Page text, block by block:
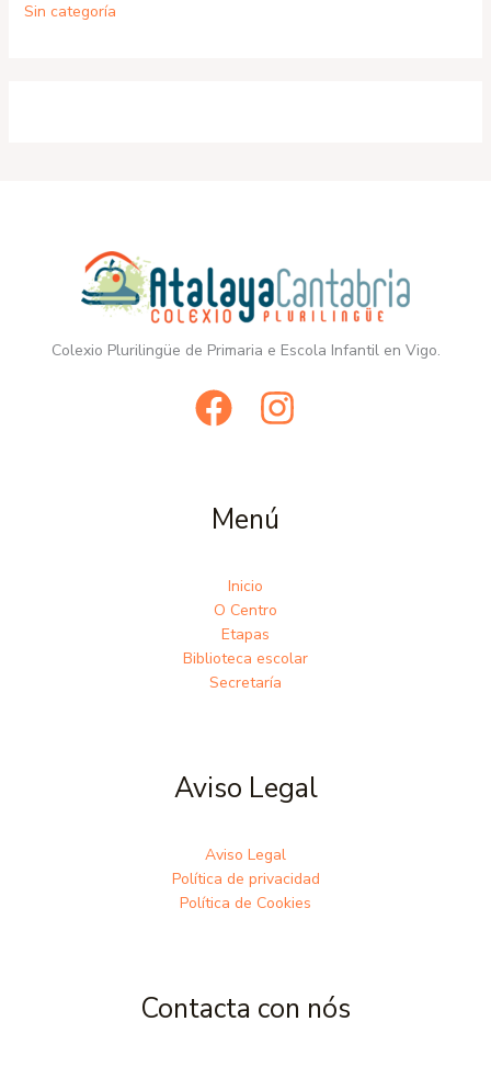
Sin categoría
Colexio Plurilingüe de Primaria e Escola Infantil en Vigo.
Menú
Inicio
O Centro
Etapas
Biblioteca escolar
Secretaría
Aviso Legal
Aviso Legal
Política de privacidad
Política de Cookies
Contacta con nós